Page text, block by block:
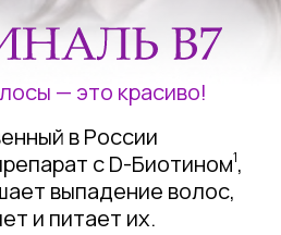
— это красиво!
в России
с D-Биотином1,
выпадение волос,
и питает их.